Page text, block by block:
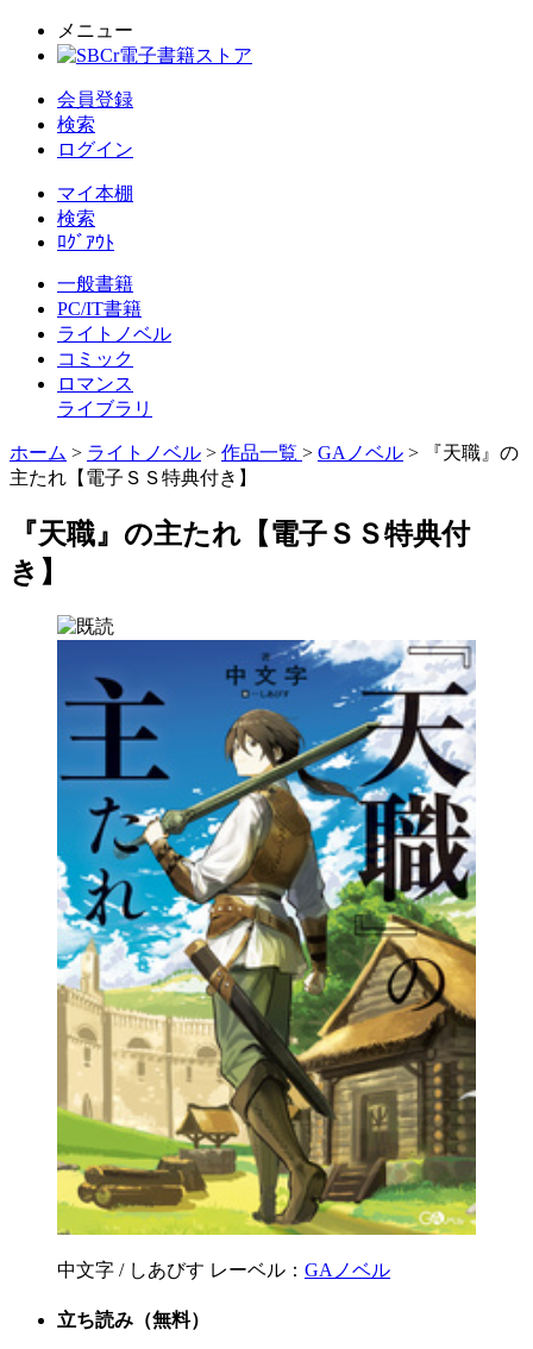
メニュー
会員登録
検索
ログイン
マイ本棚
検索
ﾛｸﾞｱｳﾄ
一般書籍
PC/IT書籍
ライトノベル
コミック
ロマンス
ライブラリ
ホーム > ライトノベル > 作品一覧 > GAノベル > 『天職』の
主たれ【電子ＳＳ特典付き】
『天職』の主たれ【電子ＳＳ特典付
き】
中文字 / しあびす レーベル： GAノベル
立ち読み （無料）